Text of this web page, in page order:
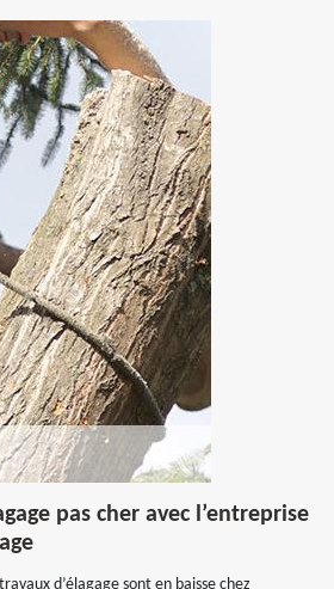
pas cher avec l’entreprise
d’élagage sont en baisse chez